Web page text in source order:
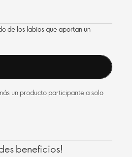
de los labios que aportan un
un producto participante a solo
beneficios!